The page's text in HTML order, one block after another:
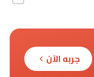
جربه الآن